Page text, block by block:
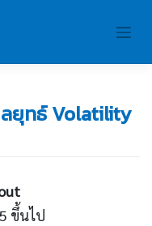
ยุทธ์ Volatility
ขึ้นไป